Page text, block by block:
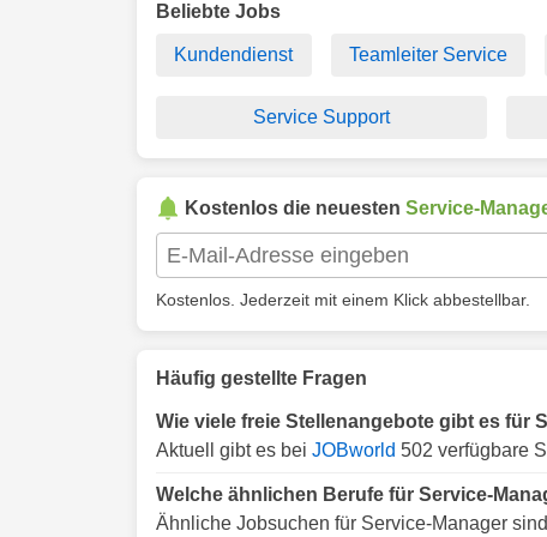
Beliebte Jobs
Kundendienst Teamleiter Service
Service Support
Kostenlos die neuesten Service-
Kostenlos. Jederzeit mit einem Klick abbestellbar.
Häufig gestellte Fragen
Wie viele freie Stellenangebote gibt es für
Aktuell gibt es bei JOBworld 502 verfügbare
Welche ähnlichen Berufe für Service-
Ähnliche Jobsuchen für Service-Manager